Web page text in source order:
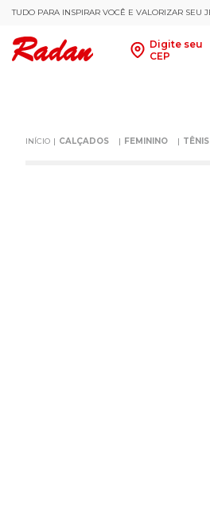
TUDO PARA INSPIRAR VOCÊ E VALORIZAR SEU
Digite seu
CEP
CALÇADOS FEMININO TÊNIS